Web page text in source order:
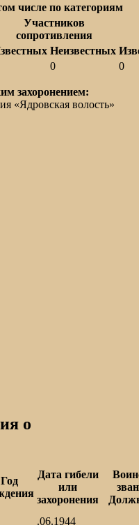
числе по категориям
Участников
сопротивления
Неизвестных
0 0
захоронением:
«Ядровская волость»
о
Год
Дата гибели
или
захоронения
.06.1944